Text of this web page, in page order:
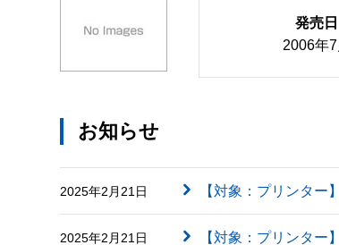
発売日
2006年7
お知らせ
2025年2月21日 【対象：プリンタ
2025年2月21日 【対象：プリンター